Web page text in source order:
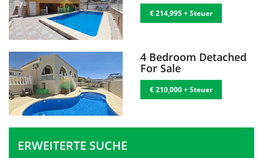
€ 214,995 + Steuer
4 Bedroom Detached
For Sale
€ 210,000 + Steuer
ERWEITERTE SUCHE